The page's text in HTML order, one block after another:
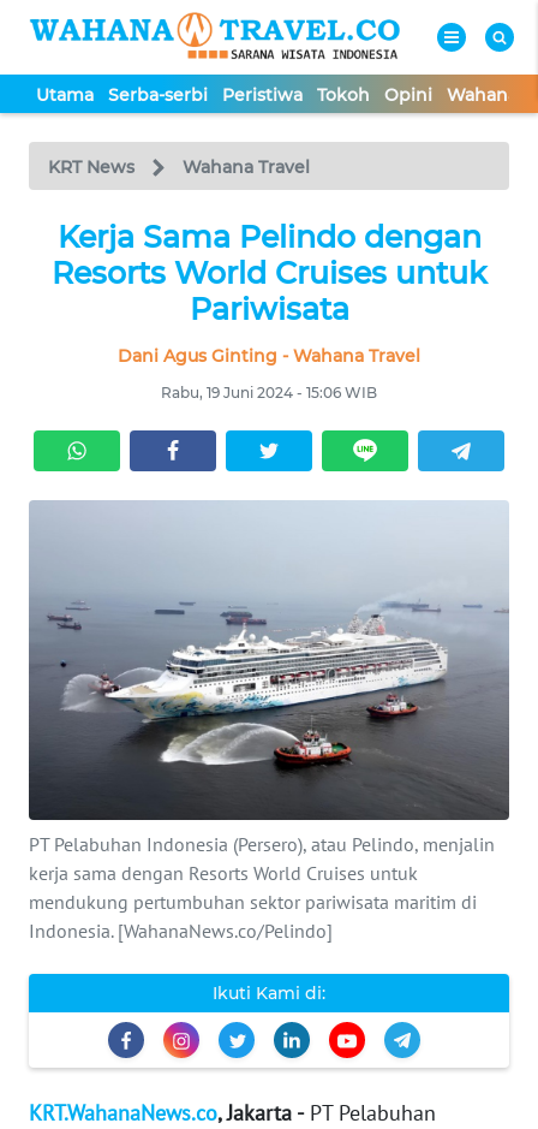
Utama Serba-serbi Peristiwa Tokoh Opini Wahana
KRT News Wahana Travel
Kerja Sama Pelindo dengan
Resorts World Cruises untuk
Pariwisata
Dani Agus Ginting - Wahana Travel
Rabu, 19 Juni 2024 - 15:06 WIB
PT Pelabuhan Indonesia (Persero), atau Pelindo, menjalin
kerja sama dengan Resorts World Cruises untuk
mendukung pertumbuhan sektor pariwisata maritim di
Indonesia. [WahanaNews.co/Pelindo]
Ikuti Kami di:
KRT.WahanaNews.co, Jakarta -PT Pelabuhan
TV
Tutup
UTAMA
TOKOH
WAHANA
INFRASTRUKTUR
WAHANA
TRAVEL
WAHANA
SPORT
WAHANA
UMKM
WAHANA
SELEB